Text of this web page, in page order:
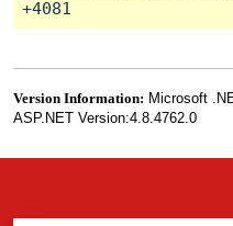
Version Information: Microsoft
ASP.NET Version:4.8.4762.0